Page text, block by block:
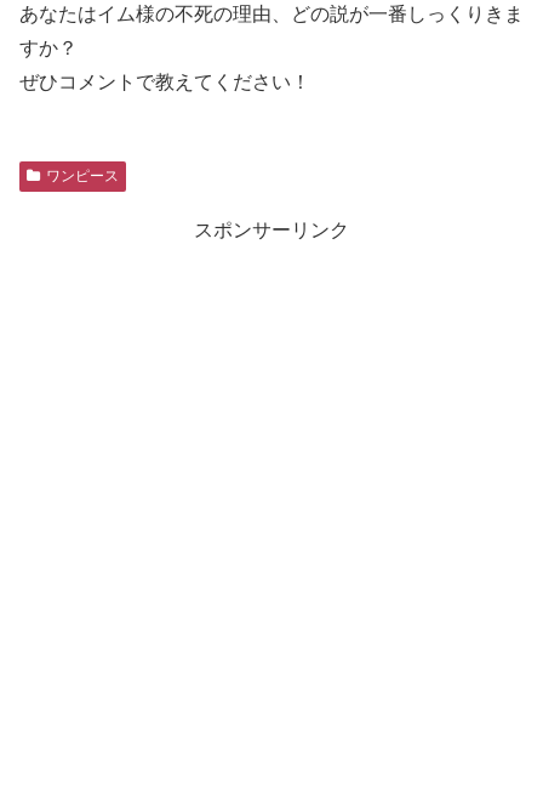
あなたはイム様の不死の理由、どの説が一番しっくりきま
すか？
ぜひコメントで教えてください！
ワンピース
スポンサーリンク